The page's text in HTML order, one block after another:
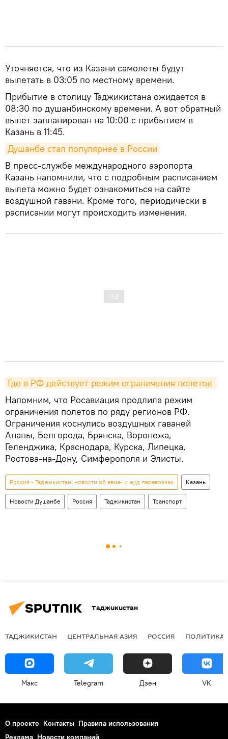
Уточняется, что из Казани самолеты будут
вылетать в 03:05 по местному времени.
Прибытие в столицу Таджикистана ожидается в
08:30 по душанбинскому времени. А вот обратный
вылет запланирован на 10:00 с прибытием в
Казань в 11:45.
Душанбе стал популярнее в России
В пресс-службе международного аэропорта
Казань напомнили, что с подробным расписанием
вылета можно будет ознакомиться на сайте
воздушной гавани. Кроме того, периодически в
расписании могут происходить изменения.
Где в РФ действует режим ограничения полетов
Напомним, что Росавиация продлила режим
ограничения полетов по ряду регионов РФ.
Ограничения коснулись воздушных гаваней
Анапы, Белгорода, Брянска, Воронежа,
Геленджика, Краснодара, Курска, Липецка,
Ростова-на-Дону, Симферополя и Элисты.
Россия - Таджикистан: новости об авиа- и ж/д перевозках Казань
Новости Душанбе Россия Таджикистан Транспорт
Таджикистан
ТАДЖИКИСТАН ЦЕНТРАЛЬНАЯ АЗИЯ РОССИЯ ПОЛИТИКА
Макс Telegram Дзен VK
О проекте Контакты Правила использования
Реклама Новости компаний